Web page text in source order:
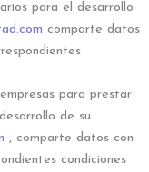
para el desarrollo
comparte datos
para prestar
de su
, comparte datos con
condiciones